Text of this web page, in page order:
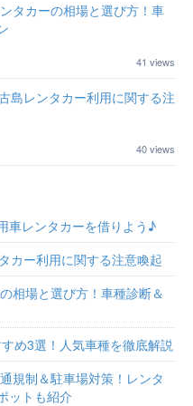
タカーの相場と選び方！車
41 views
島レンタカー利用に関する注
40 views
車レンタカーを借りよう♪
カー利用に関する注意喚起
相場と選び方！車種診断＆
め3選！人気車種を徹底解説
規制＆駐車場対策！レンタ
ットも紹介